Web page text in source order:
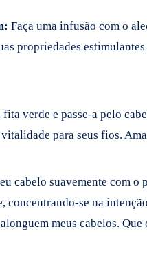
Faça uma infusão com o
propriedades
fita verde e passe-a pelo
para seus fios.
cabelo suavemente com o
concentrando-se na
meus cabelos.